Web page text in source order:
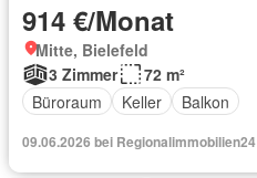
914 €/Monat
Mitte, Bielefeld
3 Zimmer
72 m²
Büroraum
Keller Balkon
09.06.2026 bei Regionalimmobilien24